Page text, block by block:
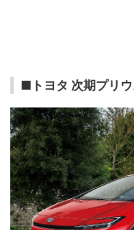
■トヨタ 次期プリ